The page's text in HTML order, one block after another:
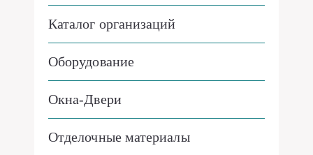
Каталог организаций
Оборудование
Окна-Двери
Отделочные материалы